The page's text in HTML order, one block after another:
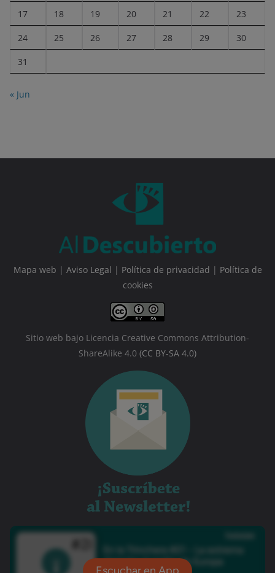
17 18 19 20 21 22 23
24 25 26 27 28 29 30
31
« Jun
Mapa web | Aviso Legal | Política de privacidad | Política de
cookies
Sitio web bajo Licencia Creative Commons Attribution-
ShareAlike 4.0 (CC BY-SA 4.0)